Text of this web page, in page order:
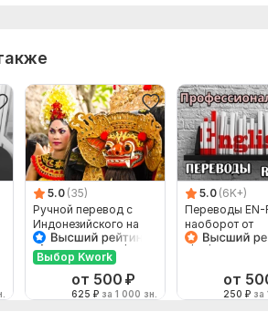
5.0 (35)
Ручной перевод с
Индонезийского на
Русский и наоборот
Выбор Kwork
от 500 ₽
625 ₽ за 1 000 зн.
5.0 (6K+)
Переводы EN-
наоборот от
от
250 ₽ за